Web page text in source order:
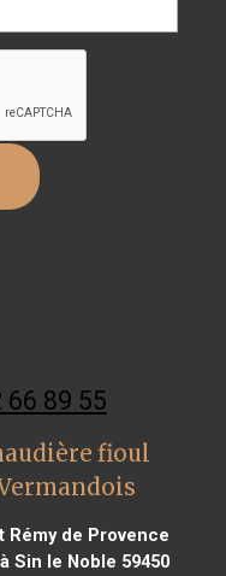
66 89 55
fioul
de Provence
le Noble 59450